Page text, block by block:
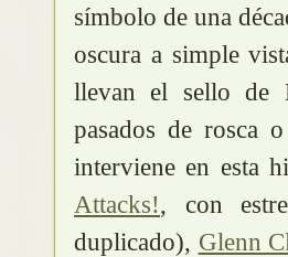
símbolo de una
oscura a simple
llevan el sello de
pasados de rosca
interviene en esta
Attacks!, con
duplicado), Glenn